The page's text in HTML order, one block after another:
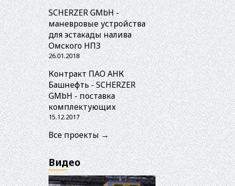
SCHERZER GMbH -
маневровые устройства
для эстакады налива
Омского НПЗ
26.01.2018
Контракт ПАО АНК
Башнефть - SCHERZER
GMbH - поставка
комплектующих
15.12.2017
Все проекты →
Видео